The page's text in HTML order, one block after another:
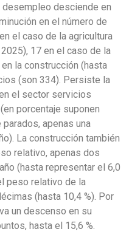
desciende en
en el número de
el caso de la agricultura
17 en el caso de la
la construcción (hasta
(son 334). Persiste la
el sector servicios
porcentaje suponen
apenas una
La construcción también
relativo, apenas dos
(hasta representar el 6,0
peso relativo de la
(hasta 10,4 %). Por
un descenso en su
hasta el 15,6 %.